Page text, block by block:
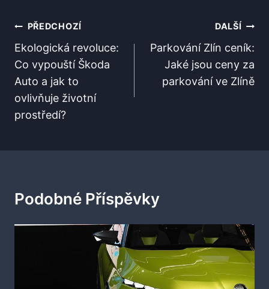
Navigace
Pro
Příspěvek
PŘEDCHOZÍ
Ekologická revoluce:
Co vypouští Škoda
Auto a jak to
ovlivňuje životní
prostředí?
DALŠÍ
Parkování Zlín ceník:
Jaké jsou ceny za
parkování ve Zlíně
Podobné Příspěvky